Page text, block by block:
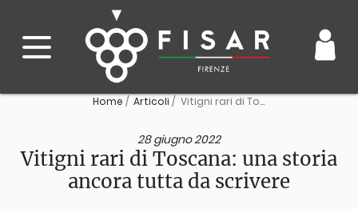
Home Articoli Vitigni rari di Toscana: una storia ancora...
28 giugno 2022
Vitigni rari di Toscana: una storia
ancora tutta da scrivere